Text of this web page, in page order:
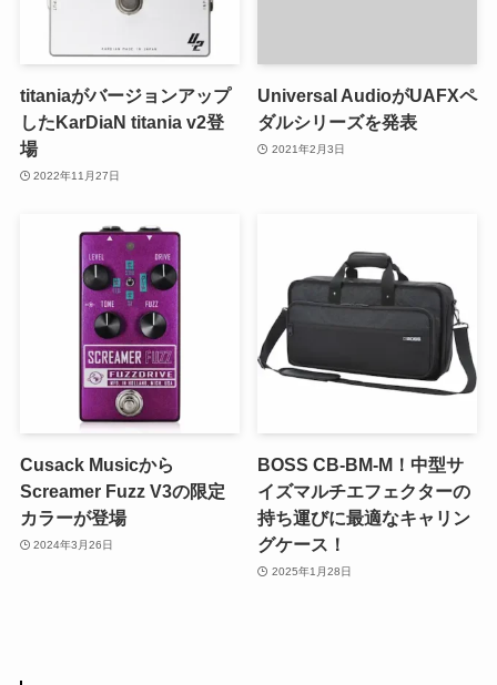
titaniaがバージョンアップ
したKarDiaN titania v2登
場
2022年11月27日
Universal AudioがUAFXペ
ダルシリーズを発表
2021年2月3日
Cusack Musicから
Screamer Fuzz V3の限定
カラーが登場
2024年3月26日
BOSS CB-BM-M！中型サ
イズマルチエフェクターの
持ち運びに最適なキャリン
グケース！
2025年1月28日